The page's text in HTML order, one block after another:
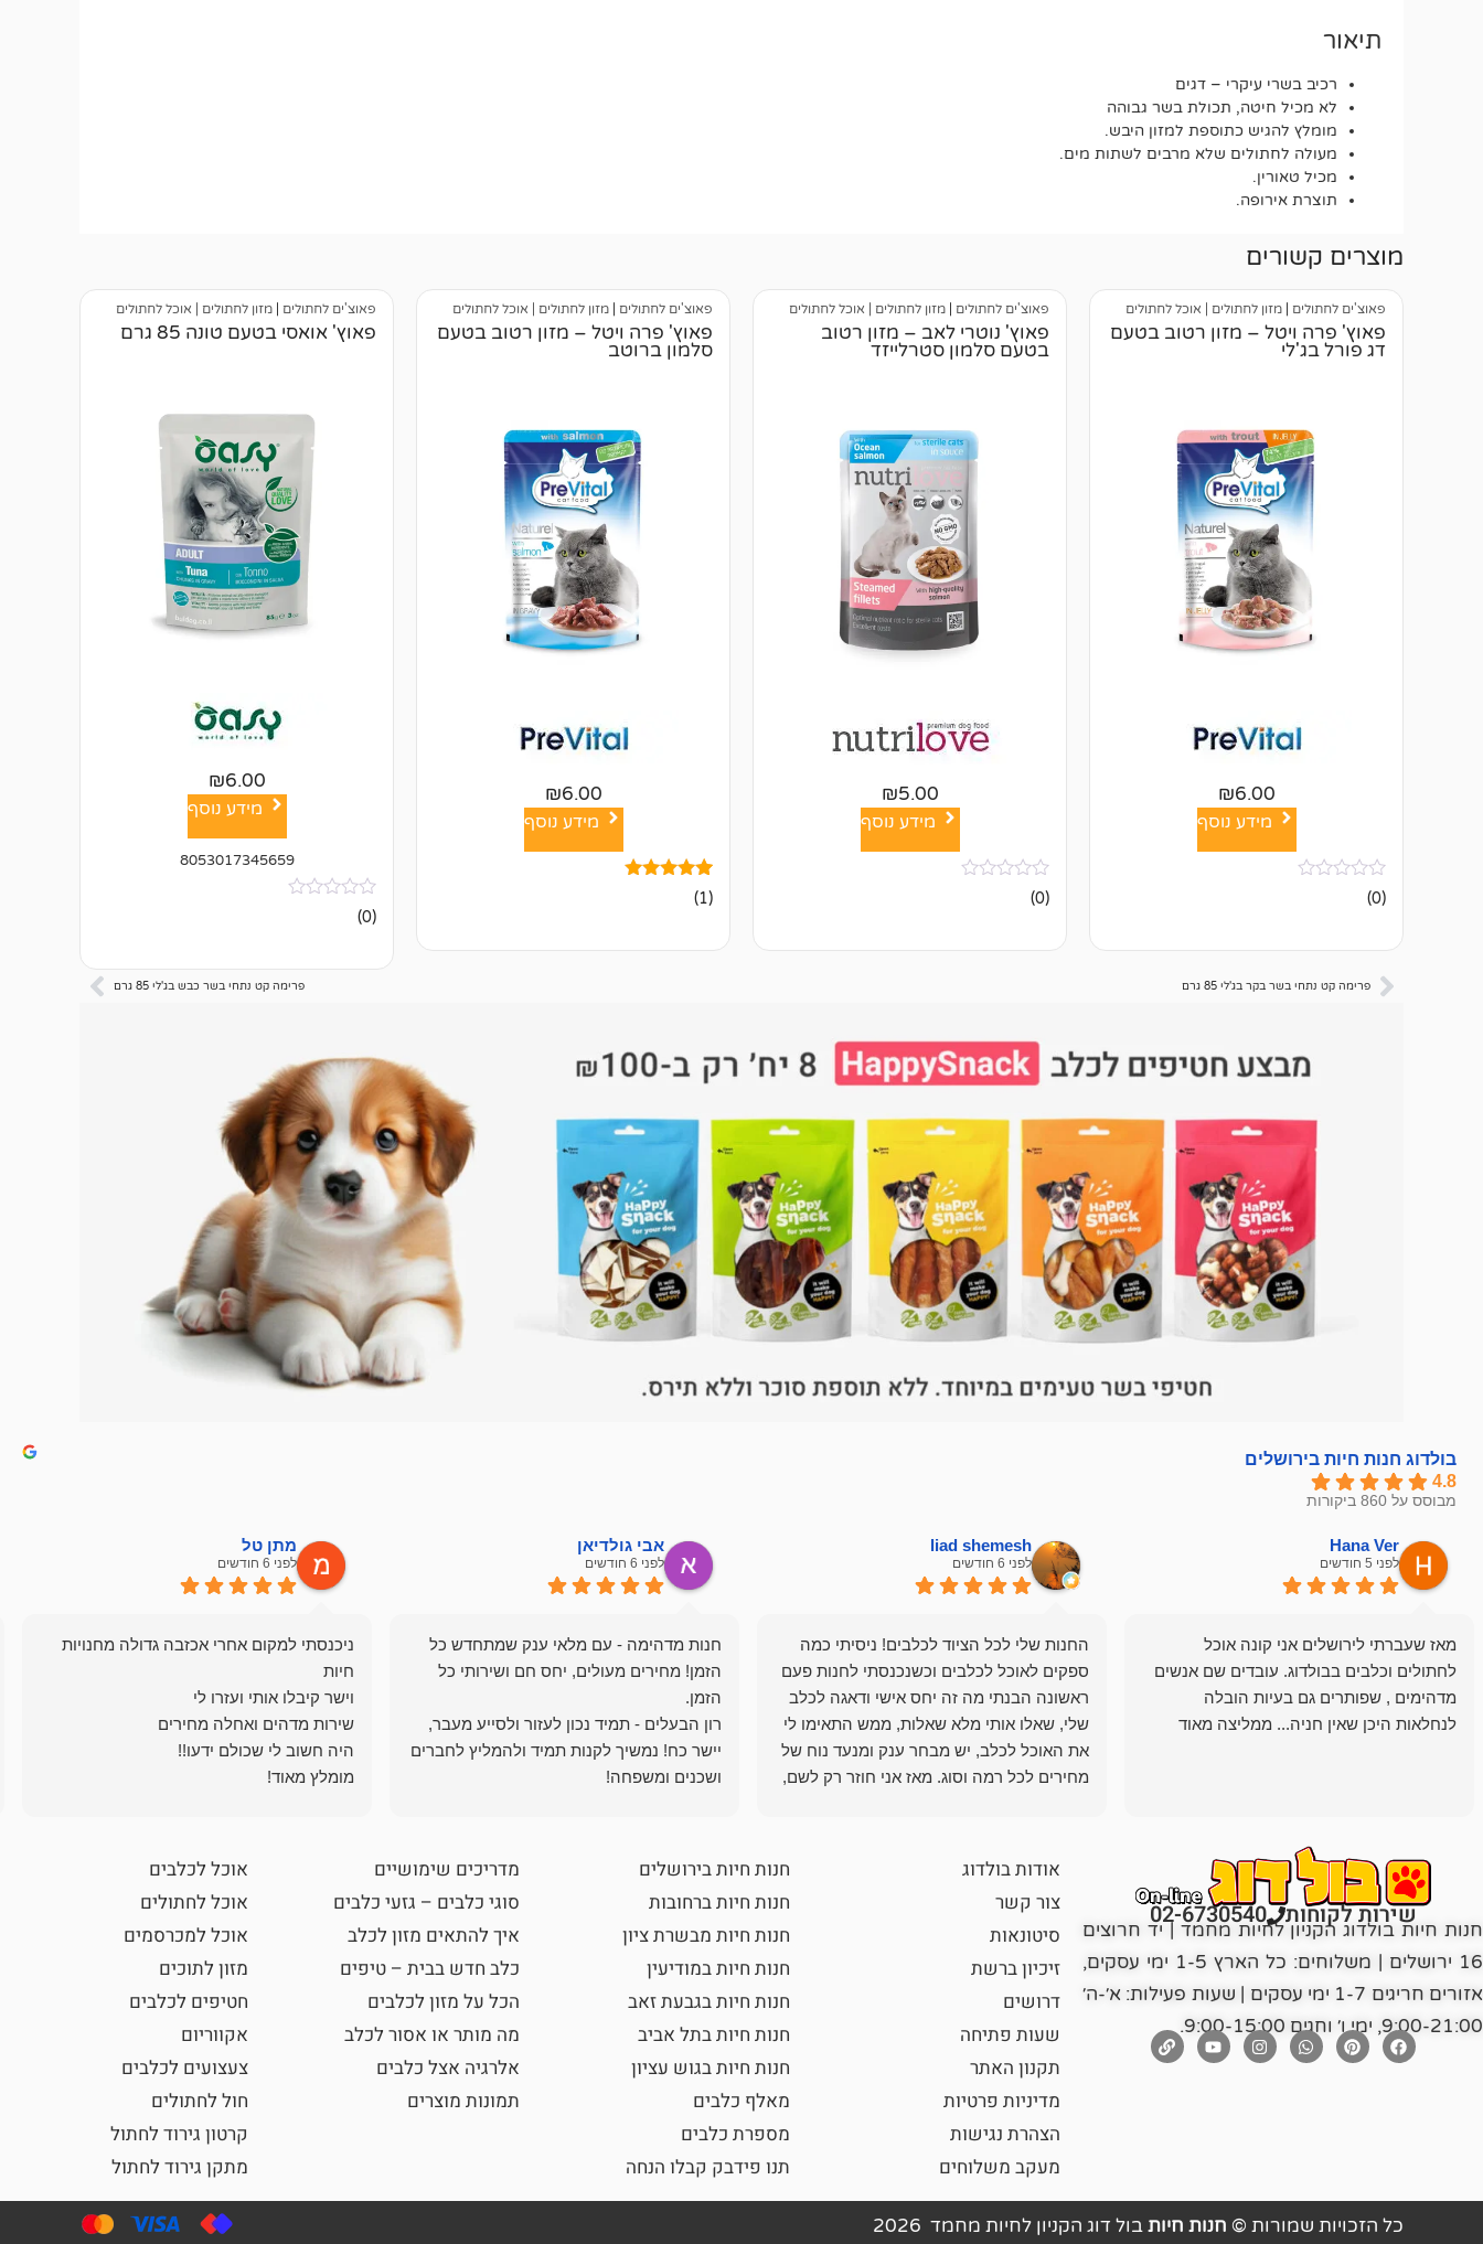
תיאור
רכיב בשרי עיקרי – דגים
לא מכיל חיטה, תכולת בשר גבוהה
מומלץ להגיש כתוספת למזון היבש.
מעולה לחתולים שלא מרבים לשתות מים.
מכיל טאורין.
תוצרת אירופה.
מוצרים קשורים
פאוצ'ים לחתולים | מזון לחתולים | אוכל לחתולים
פאוץ' פרה ויטל – מזון רטוב בטעם
דג פורל בג'לי
₪6.00
מידע נוסף
אין
ביקורות
(0)
פאוצ'ים לחתולים | מזון לחתולים | אוכל לחתולים
פאוץ' נוטרי לאב – מזון רטוב
בטעם סלמון סטרלייזד
₪5.00
מידע נוסף
אין
ביקורות
(0)
פאוצ'ים לחתולים | מזון לחתולים | אוכל לחתולים
פאוץ' פרה ויטל – מזון רטוב בטעם
סלמון ברוטב
₪6.00
מידע נוסף
מדורג
5.00
1(1)
פאוצ'ים לחתולים | מזון לחתולים | אוכל לחתולים
פאוץ' אואסי בטעם טונה 85 גרם
₪6.00
מידע נוסף
8053017345659
אין
ביקורות
(0)
פרימה קט נתחי בשר בקר בג'לי 85 גרם פרימה קט נתחי בשר כבש בג'לי 85 גרם
בולדוג חנות חיות בירושלים
4.8
מבוסס על 860 ביקורות
Hana Ver
לפני 5 חודשים
מאז שעברתי לירושלים אני קונה אוכל
לחתולים וכלבים בבולדוג. עובדים שם אנשים
מדהימים , שפותרים גם בעיות הובלה
לנחלאות היכן שאין חניה... ממליצה מאוד
liad shemesh
לפני 6 חודשים
החנות שלי לכל הציוד לכלבים! ניסיתי כמה
ספקים לאוכל לכלבים וכשנכנסתי לחנות פעם
ראשונה הבנתי מה זה יחס אישי ודאגה לכלב
שלי, שאלו אותי מלא שאלות, ממש התאימו לי
את האוכל לכלב, יש מבחר ענק ומנעד נוח של
מחירים לכל רמה וסוג. מאז אני חוזר רק לשם,
אבי גולדיאן
לפני 6 חודשים
חנות מדהימה - עם מלאי ענק שמתחדש כל
הזמן! מחירים מעולים, יחס חם ושירותי כל
רון הבעלים - תמיד נכון לעזור ולסייע מעבר,
יישר כח! נמשיך לקנות תמיד ולהמליץ לחברים
ושכנים ומשפחה!
מתן טל
לפני 6 חודשים
ניכנסתי למקום אחרי אכזבה גדולה מחנויות
מומלץ מאוד!
שירות לקוחות 02-6730540
חנות חיות בולדוג הקניון לחיות מחמד | יד חרוצים
16 ירושלים | משלוחים: כל הארץ 1-5 ימי עסקים,
אזורים חריגים 1-7 ימי עסקים | שעות פעילות: א׳-ה׳
9:00-21:00, ימי ו׳ וחגים 9:00-15:00.
אודות בולדוג
צור קשר
סיטונאות
זיכיון ברשת
דרושים
שעות פתיחה
תקנון האתר
מדיניות פרטיות
הצהרת נגישות
מעקב משלוחים
חנות חיות בירושלים
חנות חיות ברחובות
חנות חיות מבשרת ציון
חנות חיות במודיעין
חנות חיות בגבעת זאב
חנות חיות בתל אביב
חנות חיות בגוש עציון
מאלף כלבים
מספרת כלבים
תנו פידבק קבלו הנחה
מדריכים שימושיים
סוגי כלבים – גזעי כלבים
איך להתאים מזון לכלב
כלב חדש בבית – טיפים
הכל על מזון לכלבים
מה מותר או אסור לכלב
אלרגיה אצל כלבים
תמונות מוצרים
אוכל לכלבים
אוכל לחתולים
אוכל למכרסמים
מזון לתוכים
חטיפים לכלבים
אקווריום
צעצועים לכלבים
חול לחתולים
קרטון גירוד לחתול
מתקן גירוד לחתול
כל הזכויות שמורות © חנות חיותבול דוג הקניון לחיות מחמד 2026